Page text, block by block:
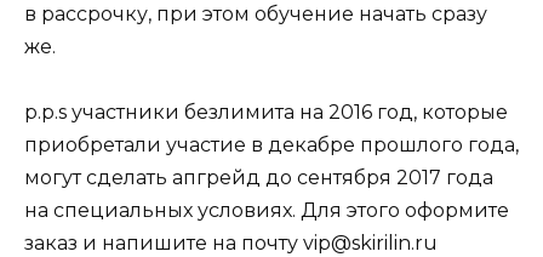
в рассрочку, при этом обучение начать сразу
же.
p.p.s участники безлимита на 2016 год, которые
приобретали участие в декабре прошлого года,
могут сделать апгрейд до сентября 2017 года
на специальных условиях. Для этого оформите
заказ и напишите на почту vip@skirilin.ru